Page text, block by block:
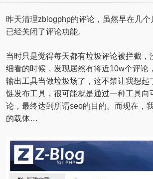
昨天清理zblogphp的评论，虽然早在几个
已经关闭了评论功能。
当时只是觉得每天都有垃圾评论被拦截，
细看的时候，发现居然有将近10w个评论
输出工具当做垃圾场了，这不禁让我想起
链发布工具，很可能就是通过一种工具向
论，最终达到所谓seo的目的。而现在，
的载体…